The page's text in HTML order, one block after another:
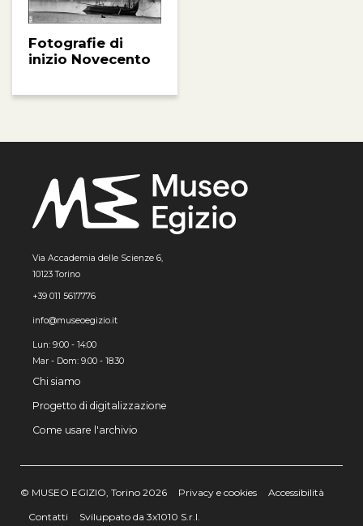
Fotografie di
inizio Novecento
Via Accademia delle Scienze 6,
10123 Torino
+39 011 5617776
info@museoegizio.it
Lun: 9:00 - 14:00
Mar - Dom: 9.00 - 18.30
Chi siamo
Progetto di digitalizzazione
Come usare l'archivio
© MUSEO EGIZIO, Torino 2026 Privacy e cookies
Accessibilità
Contatti
Sviluppato da 3x1010 S.r.l.